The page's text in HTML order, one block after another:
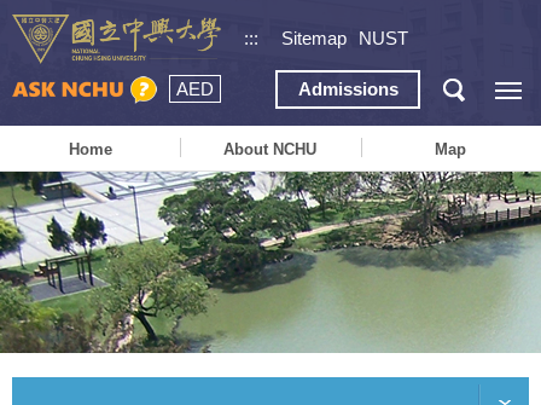
::: Sitemap NUST
AED Admissions
Home About NCHU Map